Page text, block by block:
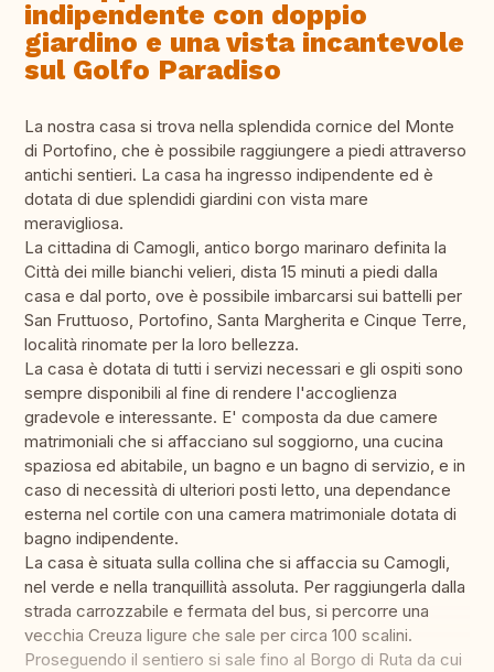
indipendente con doppio
giardino e una vista incantevole
sul Golfo Paradiso
La nostra casa si trova nella splendida cornice del Monte
di Portofino, che è possibile raggiungere a piedi attraverso
antichi sentieri. La casa ha ingresso indipendente ed è
dotata di due splendidi giardini con vista mare
meravigliosa.
La cittadina di Camogli, antico borgo marinaro definita la
Città dei mille bianchi velieri, dista 15 minuti a piedi dalla
casa e dal porto, ove è possibile imbarcarsi sui battelli per
San Fruttuoso, Portofino, Santa Margherita e Cinque Terre,
località rinomate per la loro bellezza.
La casa è dotata di tutti i servizi necessari e gli ospiti sono
sempre disponibili al fine di rendere l'accoglienza
gradevole e interessante. E' composta da due camere
matrimoniali che si affacciano sul soggiorno, una cucina
spaziosa ed abitabile, un bagno e un bagno di servizio, e in
caso di necessità di ulteriori posti letto, una dependance
esterna nel cortile con una camera matrimoniale dotata di
bagno indipendente.
La casa è situata sulla collina che si affaccia su Camogli,
nel verde e nella tranquillità assoluta. Per raggiungerla dalla
strada carrozzabile e fermata del bus, si percorre una
vecchia Creuza ligure che sale per circa 100 scalini.
Proseguendo il sentiero si sale fino al Borgo di Ruta da cui